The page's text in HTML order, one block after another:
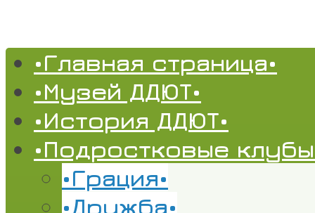
•Главная страница•
•Музей ДДЮТ•
•История ДДЮТ•
•Подростковые
•Грация•
•Дружба•